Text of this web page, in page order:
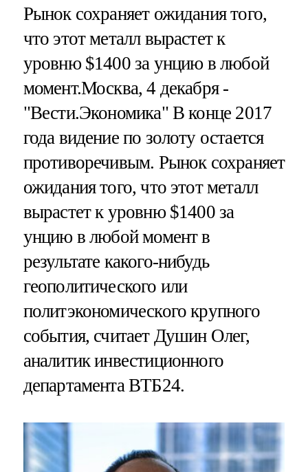
Рынок сохраняет ожидания того,
что этот металл вырастет к
уровню $1400 за унцию в любой
момент.Москва, 4 декабря -
"Вести.Экономика" В конце 2017
года видение по золоту остается
противоречивым. Рынок сохраняет
ожидания того, что этот металл
вырастет к уровню $1400 за
унцию в любой момент в
результате какого-нибудь
геополитического или
политэкономического крупного
события, считает Душин Олег,
аналитик инвестиционного
департамента ВТБ24.